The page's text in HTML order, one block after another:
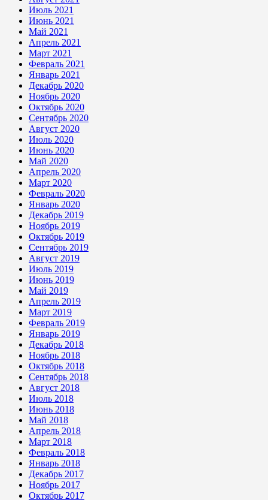
Июль 2021
Июнь 2021
Май 2021
Апрель 2021
Март 2021
Февраль 2021
Январь 2021
Декабрь 2020
Ноябрь 2020
Октябрь 2020
Сентябрь 2020
Август 2020
Июль 2020
Июнь 2020
Май 2020
Апрель 2020
Март 2020
Февраль 2020
Январь 2020
Декабрь 2019
Ноябрь 2019
Октябрь 2019
Сентябрь 2019
Август 2019
Июль 2019
Июнь 2019
Май 2019
Апрель 2019
Март 2019
Февраль 2019
Январь 2019
Декабрь 2018
Ноябрь 2018
Октябрь 2018
Сентябрь 2018
Август 2018
Июль 2018
Июнь 2018
Май 2018
Апрель 2018
Март 2018
Февраль 2018
Январь 2018
Декабрь 2017
Ноябрь 2017
Октябрь 2017